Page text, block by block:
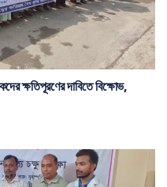
ক্ষতিপূরণের দাবিতে বিক্ষোভ,